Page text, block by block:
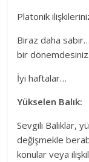
Platonik
Biraz daha
bir dönemdesiniz.
İyi haftalar…
Yükselen Balık:
Sevgili Balıklar,
değişmekle
konular veya